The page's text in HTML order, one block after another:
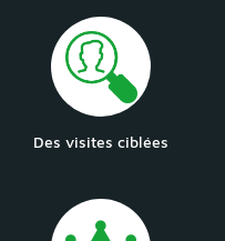
Des visites ciblées